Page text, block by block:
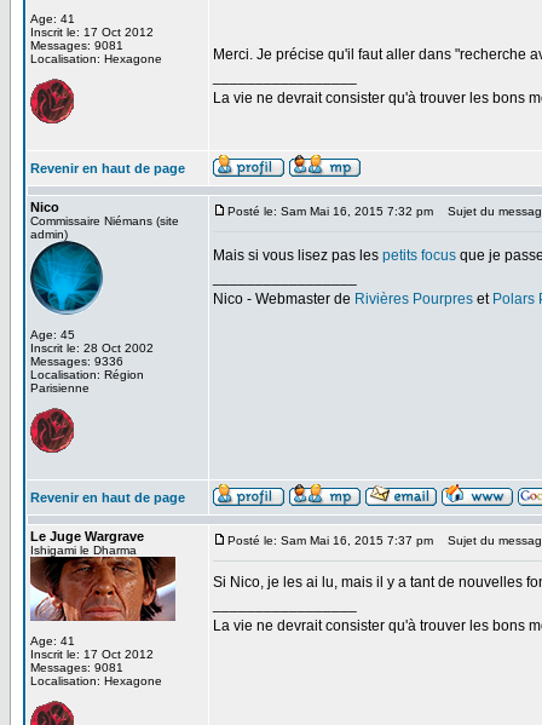
Age: 41
Inscrit le: 17 Oct 2012
Messages: 9081
Localisation: Hexagone
Merci. Je précise qu'il faut aller dans "recherche
La vie ne devrait consister qu'à trouver les bons
Revenir en haut de page
Nico
Commissaire Niémans (site
admin)
Age: 45
Inscrit le: 28 Oct 2002
Messages: 9336
Localisation: Région
Parisienne
Posté le: Sam Mai 16, 2015 7:32 pm Sujet du
Mais si vous lisez pas les petits focus que je
Nico - Webmaster de Rivières Pourpres et Polars
Revenir en haut de page
Le Juge Wargrave
Ishigami le Dharma
Age: 41
Inscrit le: 17 Oct 2012
Messages: 9081
Localisation: Hexagone
Posté le: Sam Mai 16, 2015 7:37 pm Sujet du
Si Nico, je les ai lu, mais il y a tant de nouvelles
La vie ne devrait consister qu'à trouver les bons